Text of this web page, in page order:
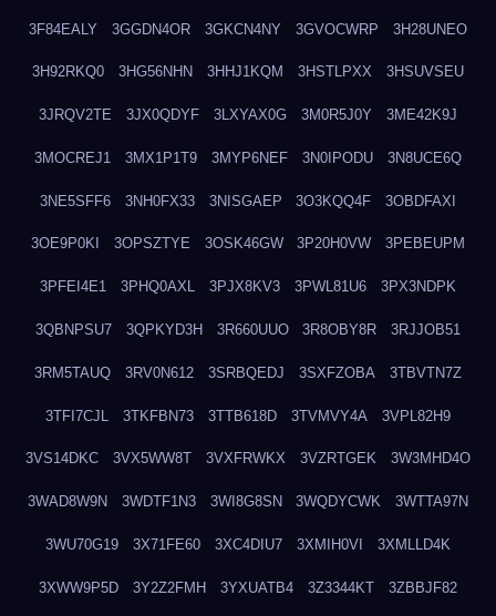
3F84EALY 3GGDN4OR 3GKCN4NY 3GVOCWRP 3H28UNEO
3H92RKQ0 3HG56NHN 3HHJ1KQM 3HSTLPXX 3HSUVSEU
3JRQV2TE 3JX0QDYF 3LXYAX0G 3M0R5J0Y 3ME42K9J
3MOCREJ1 3MX1P1T9 3MYP6NEF 3N0IPODU 3N8UCE6Q
3NE5SFF6 3NH0FX33 3NISGAEP 3O3KQQ4F 3OBDFAXI
3OE9P0KI 3OPSZTYE 3OSK46GW 3P20H0VW 3PEBEUPM
3PFEI4E1 3PHQ0AXL 3PJX8KV3 3PWL81U6 3PX3NDPK
3QBNPSU7 3QPKYD3H 3R660UUO 3R8OBY8R 3RJJOB51
3RM5TAUQ 3RV0N612 3SRBQEDJ 3SXFZOBA 3TBVTN7Z
3TFI7CJL 3TKFBN73 3TTB618D 3TVMVY4A 3VPL82H9
3VS14DKC 3VX5WW8T 3VXFRWKX 3VZRTGEK 3W3MHD4O
3WAD8W9N 3WDTF1N3 3WI8G8SN 3WQDYCWK 3WTTA97N
3WU70G19 3X71FE60 3XC4DIU7 3XMIH0VI 3XMLLD4K
3XWW9P5D 3Y2Z2FMH 3YXUATB4 3Z3344KT 3ZBBJF82